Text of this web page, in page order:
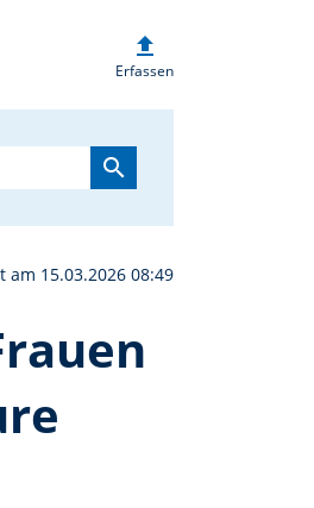
upload
Erfassen
search
am 15.03.2026 08:49